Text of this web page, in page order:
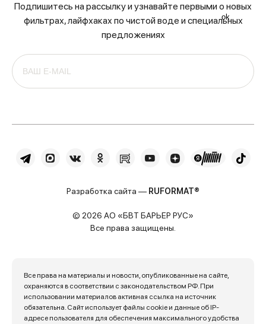
Подпишитесь на рассылку и узнавайте первыми о новых
фильтрах, лайфхаках по чистой воде и специальных
предложениях
ok
Разработка сайта — RUFORMAT®
© 2026 АО «БВТ БАРЬЕР РУС»
Все права защищены.
Все права на материалы и новости, опубликованные на сайте,
охраняются в соответствии с законодательством РФ. При
использовании материалов активная ссылка на источник
обязательна. Сайт использует файлы cookie и данные об IP-
адресе пользователя для обеспечения максимального удобства